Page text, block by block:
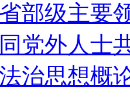
部级主要
党外人士
法治思想概